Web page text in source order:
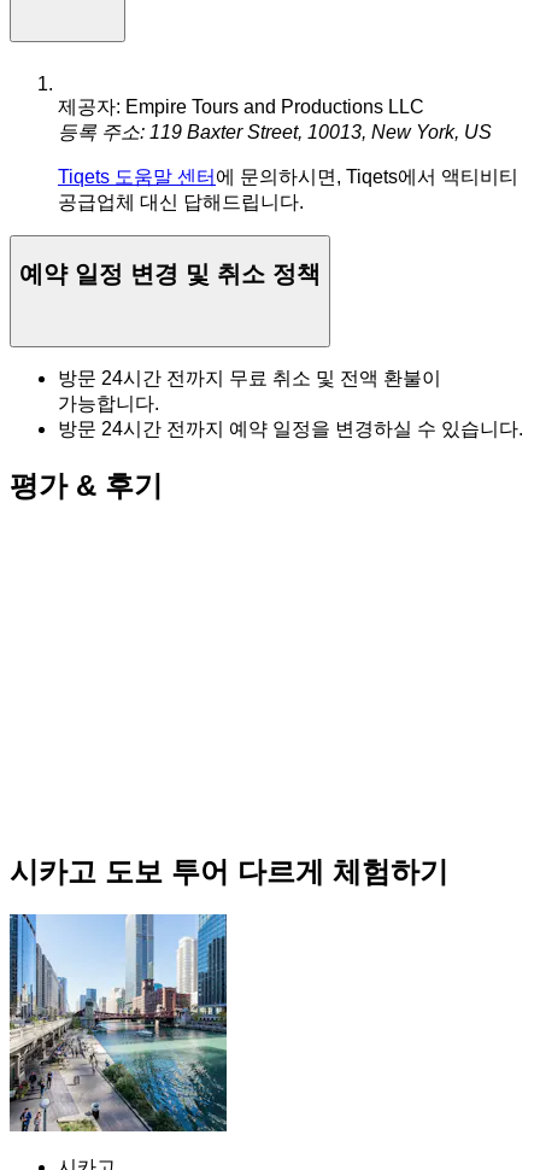
제공자: Empire Tours and Productions LLC
등록 주소: 119 Baxter Street, 10013, New York, US
Tiqets 도움말 센터 에 문의하시면, Tiqets에서 액티비티
공급업체 대신 답해드립니다.
예약 일정 변경 및 취소 정책
방문 24시간 전까지 무료 취소 및 전액 환불이
가능합니다.
방문 24시간 전까지 예약 일정을 변경하실 수 있습니다.
평가 & 후기
시카고 도보 투어 다르게 체험하기